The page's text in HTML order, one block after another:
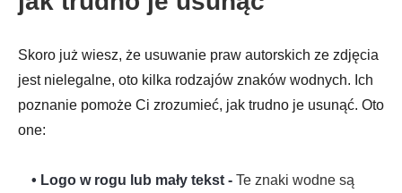
Skoro już wiesz, że usuwanie praw autorskich ze zdjęcia
jest nielegalne, oto kilka rodzajów znaków wodnych. Ich
poznanie pomoże Ci zrozumieć, jak trudno je usunąć. Oto
one:
• Logo w rogu lub mały tekst - Te znaki wodne są